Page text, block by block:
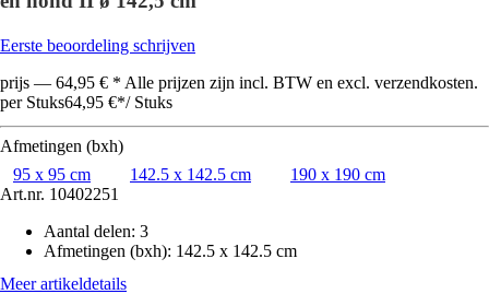
Eerste beoordeling schrijven
prijs — 64,95 € * Alle prijzen zijn incl. BTW en excl. verzendkosten.
per Stuks64,95 €*/ Stuks
Afmetingen (bxh)
95 x 95 cm
142.5 x 142.5 cm
190 x 190 cm
Art.nr. 10402251
Aantal delen: 3
Afmetingen (bxh): 142.5 x 142.5 cm
Meer artikeldetails